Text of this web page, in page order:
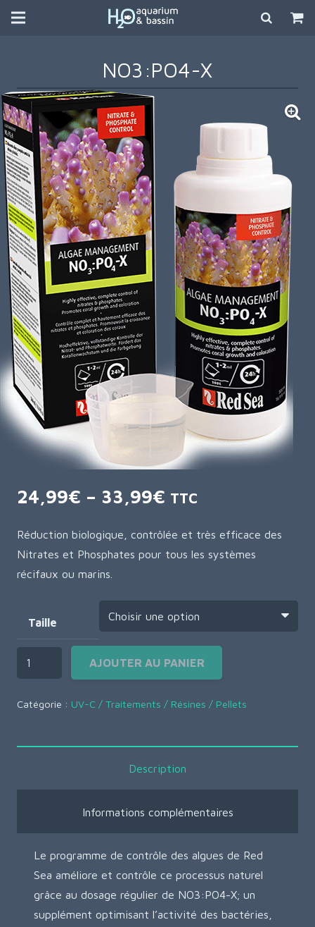
NO3:PO4-X
24,99€ – 33,99€ TTC
Réduction biologique, contrôlée et très efficace des
Nitrates et Phosphates pour tous les systèmes
récifaux ou marins.
Taille
AJOUTER AU PANIER
Catégorie : UV-C / Traitements / Résines / Pellets
Description
Informations complémentaires
Le programme de contrôle des algues de Red
Sea améliore et contrôle ce processus naturel
grâce au dosage régulier de NO3:PO4-X; un
supplément optimisant l’activité des bactéries,